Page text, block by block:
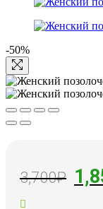
-50%
3,700₽